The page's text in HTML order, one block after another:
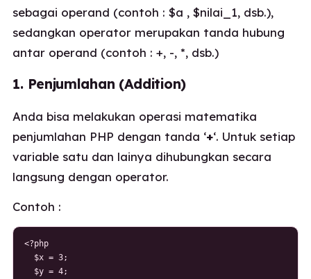
sebagai operand (contoh : $a , $nilai_1, dsb.),
sedangkan operator merupakan tanda hubung
antar operand (contoh : +, -, *, dsb.)
1. Penjumlahan (Addition)
Anda bisa melakukan operasi matematika
penjumlahan PHP dengan tanda ‘+‘. Untuk setiap
variable satu dan lainya dihubungkan secara
langsung dengan operator.
Contoh :
<?php
  $x = 3;
  $y = 4;